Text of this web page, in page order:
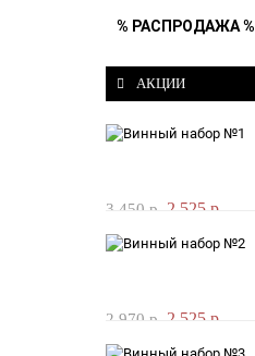
% РАСПРОДАЖА %
АКЦИИ
3 450 р. 2 525 р.
2 970 р. 2 525 р.